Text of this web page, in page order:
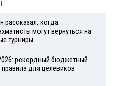
рассказал, когда
могут вернуться на
турниры
рекордный бюджетный
для целевиков